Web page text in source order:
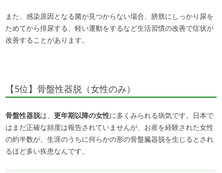
また、感染原因となる菌が見つからない場合、膀胱にしっかり尿を
ためてから排尿する、軽い運動をするなど生活習慣の改善で症状が
改善することがあります。
【5位】骨盤性器脱（女性のみ）
骨盤性器脱は、更年期以降の女性に多くみられる病気です。日本で
はまだ正確な頻度は報告されていませんが、お産を経験された女性
の約半数が、生涯のうちに何らかの形の骨盤臓器脱を生じるとされ
るほど多い疾患なんです。